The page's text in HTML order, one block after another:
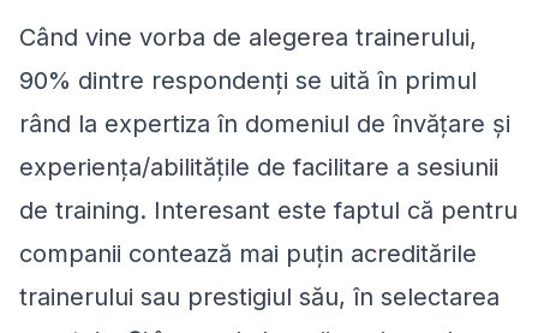
Când vine vorba de alegerea trainerului,
90% dintre respondenți se uită în primul
rând la expertiza în domeniul de învățare și
experiența/abilitățile de facilitare a sesiunii
de training. Interesant este faptul că pentru
companii contează mai puțin acreditările
trainerului sau prestigiul său, în selectarea